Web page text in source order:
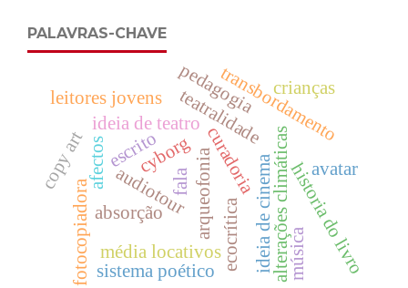
PALAVRAS-CHAVE
escrito arqueofoniacuradoria alterações climáticas
audiotour
ideia de teatro
ideia de cinema
absorção
teatralidade
transbordamento
historia do livro
avatar
cyborg
fotocopiadora
copy art
leitores jovens
média locativos
crianças
ecocrítica
pedagogia
sistema poético
afectos
música
fala